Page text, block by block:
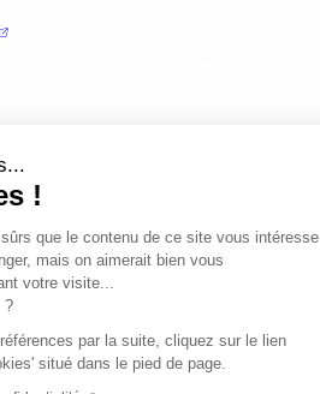
!
que le contenu de ce site vous intéresse
mais on aimerait bien vous
votre visite...
?
par la suite, cliquez sur le lien
situé dans le pied de page.